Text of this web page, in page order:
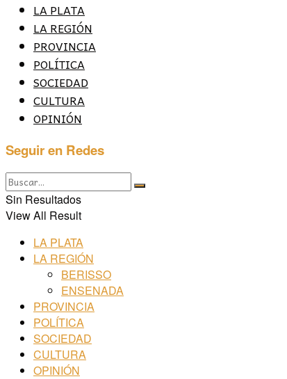
LA PLATA
LA REGIÓN
PROVINCIA
POLÍTICA
SOCIEDAD
CULTURA
OPINIÓN
Seguir en Redes
Sin Resultados
View All Result
LA PLATA
LA REGIÓN
BERISSO
ENSENADA
PROVINCIA
POLÍTICA
SOCIEDAD
CULTURA
OPINIÓN